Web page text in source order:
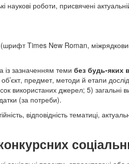
наукові роботи, присвячені
(шрифт Times New Roman,
із зазначенням теми без будь-яких
предмет, методи й етапи
використаних джерел; 5)
(за потреби).
відповідність тематиці,